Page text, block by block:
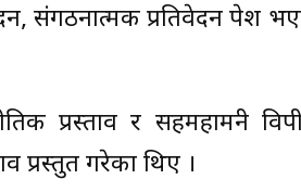
संगठनात्मक प्रतिवेदन पेश
प्रस्ताव र सहमहामन्त्री
प्रस्तुत गरेका थिए ।